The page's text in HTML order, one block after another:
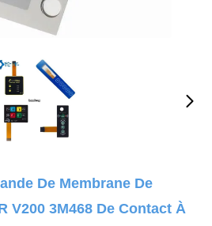
De Membrane De
V200 3M468 De Contact À